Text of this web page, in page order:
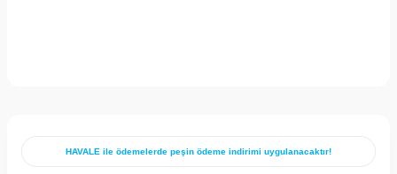
HAVALE ile ödemelerde peşin ödeme indirimi uygulanacaktır!